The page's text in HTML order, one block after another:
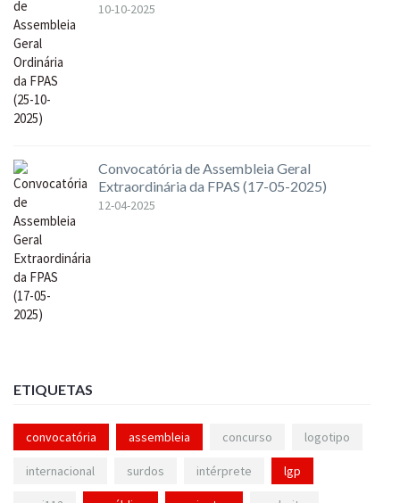
10-10-2025
Convocatória de Assembleia Geral
Extraordinária da FPAS (17-05-2025)
12-04-2025
ETIQUETAS
convocatória assembleia concurso logotipo
internacional surdos intérprete lgp